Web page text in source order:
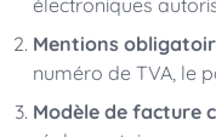
électroniques
Mentions
numéro de TVA, le
Modèle de facture